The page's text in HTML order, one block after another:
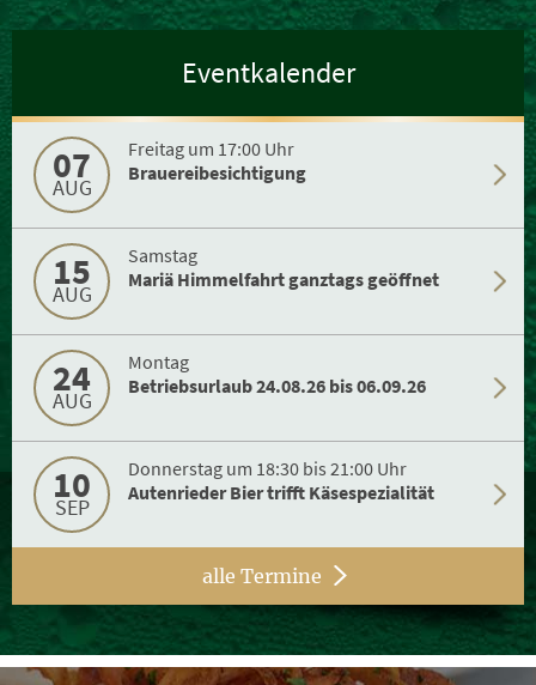
Eventkalender
07
AUG
Freitag um 17:00 Uhr
Brauereibesichtigung
15
AUG
Samstag
Mariä Himmelfahrt ganztags geöffnet
24
AUG
Montag
Betriebsurlaub 24.08.26 bis 06.09.26
10
SEP
Donnerstag um 18:30 bis 21:00 Uhr
Autenrieder Bier trifft Käsespezialität
alle Termine